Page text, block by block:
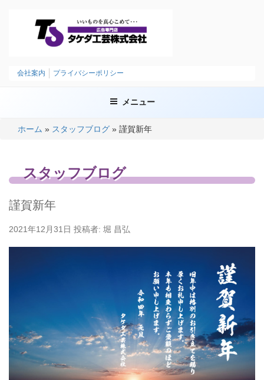
タケダ工芸株式会社
会社案内 プライバシーポリシー
メニュー
ホーム » スタッフブログ » 謹賀新年
スタッフブログ
謹賀新年
投
2021年12月31日 投稿者: 堀 昌弘